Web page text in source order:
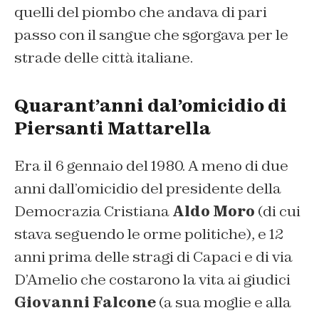
quelli del piombo che andava di pari
passo con il sangue che sgorgava per le
strade delle città italiane.
Quarant’anni dal’omicidio di
Piersanti Mattarella
Era il 6 gennaio del 1980. A meno di due
anni dall’omicidio del presidente della
Democrazia CristianaAldo Moro (di cui
stava seguendo le orme politiche), e 12
anni prima delle stragi di Capaci e di via
D’Amelio che costarono la vita ai giudici
Giovanni Falcone(a sua moglie e alla